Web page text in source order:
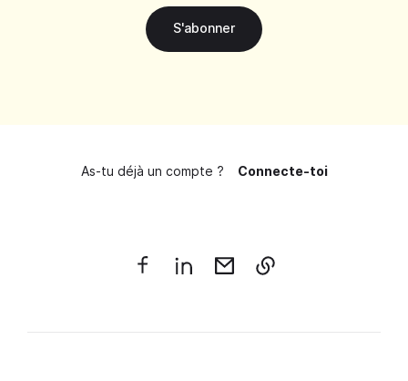
S'abonner
As-tu déjà un compte ? Connecte-toi